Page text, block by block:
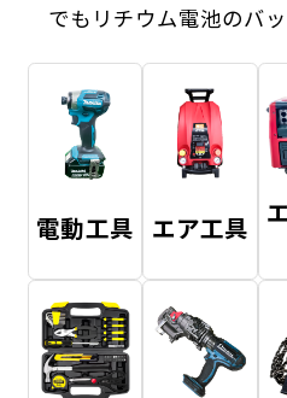
でもリチウム電池のバ
電動工具 エア工具